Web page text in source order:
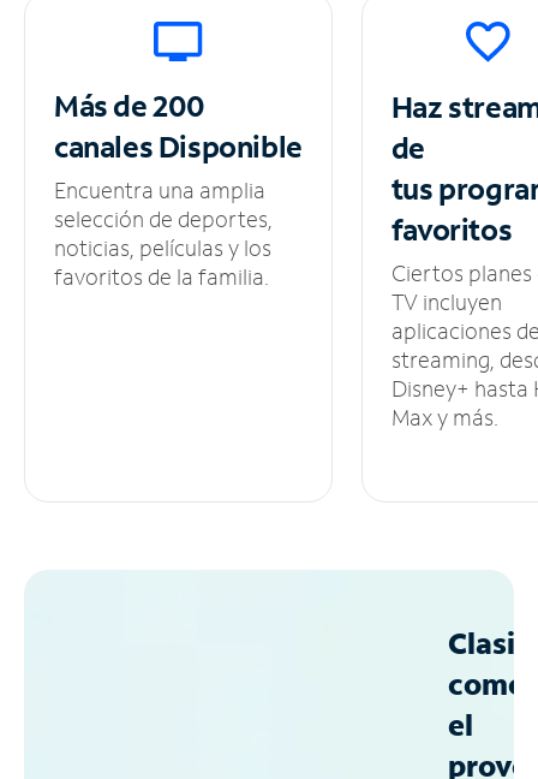
Más de 200
canalesDisponible
Encuentra una amplia
selección de deportes,
noticias, películas y los
favoritos de la familia.
Haz
de
tus
favoritos
Ciertos planes
TV incluyen
aplicaciones
streaming,
Disney+ hasta
Max y más.
como
el